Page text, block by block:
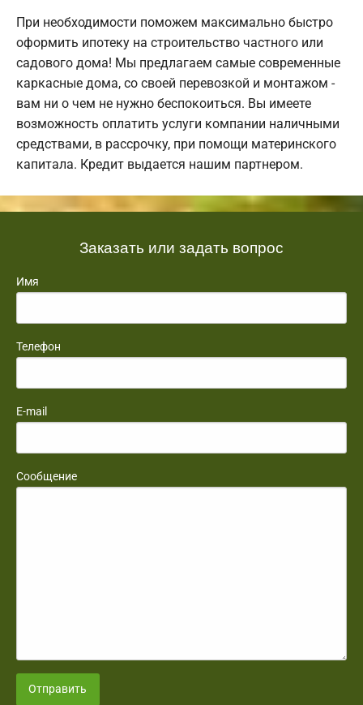
При необходимости поможем максимально быстро
оформить ипотеку на строительство частного или
садового дома! Мы предлагаем самые современные
каркасные дома, со своей перевозкой и монтажом -
вам ни о чем не нужно беспокоиться. Вы имеете
возможность оплатить услуги компании наличными
средствами, в рассрочку, при помощи материнского
капитала. Кредит выдается нашим партнером.
Заказать или задать вопрос
Имя
Телефон
E-mail
Сообщение
Отправить